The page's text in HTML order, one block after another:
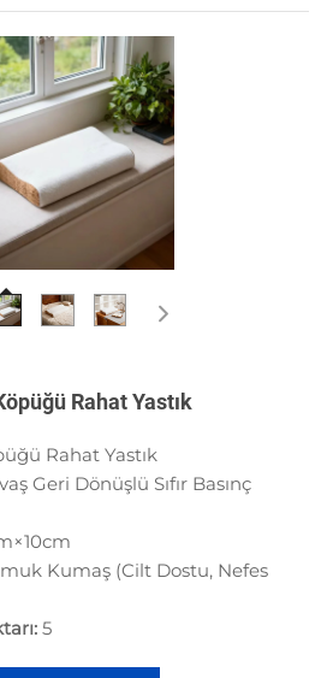
Rahat Yastık
Rahat Yastık
Geri Dönüşlü Sıfır Basınç
Kumaş (Cilt Dostu, Nefes
5